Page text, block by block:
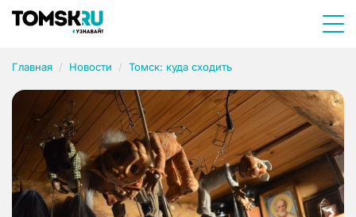
Главная Новости Томск: куда сходить